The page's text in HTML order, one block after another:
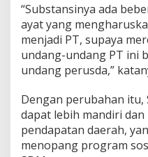
“Substansinya ada
ayat yang
menjadi PT, supaya
undang-undang PT ini
undang perusda,”
Dengan perubahan itu,
dapat lebih mandiri
pendapatan daerah,
menopang program